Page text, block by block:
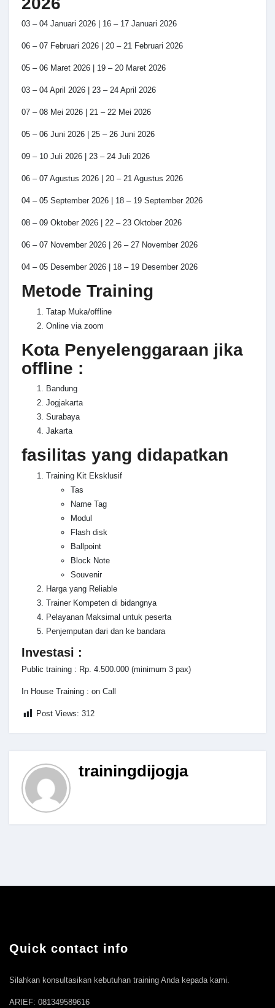
03 – 04 Januari 2026 | 16 – 17 Januari 2026
06 – 07 Februari 2026 | 20 – 21 Februari 2026
05 – 06 Maret 2026 | 19 – 20 Maret 2026
03 – 04 April 2026 | 23 – 24 April 2026
07 – 08 Mei 2026 | 21 – 22 Mei 2026
05 – 06 Juni 2026 | 25 – 26 Juni 2026
09 – 10 Juli 2026 | 23 – 24 Juli 2026
06 – 07 Agustus 2026 | 20 – 21 Agustus 2026
04 – 05 September 2026 | 18 – 19 September 2026
08 – 09 Oktober 2026 | 22 – 23 Oktober 2026
06 – 07 November 2026 | 26 – 27 November 2026
04 – 05 Desember 2026 | 18 – 19 Desember 2026
Metode Training
Tatap Muka/offline
Online via zoom
Kota Penyelenggaraan jika
offline :
Bandung
Jogjakarta
Surabaya
Jakarta
fasilitas yang didapatkan
Training Kit Eksklusif
Tas
Name Tag
Modul
Flash disk
Ballpoint
Block Note
Souvenir
Harga yang Reliable
Trainer Kompeten di bidangnya
Pelayanan Maksimal untuk peserta
Penjemputan dari dan ke bandara
Investasi :
Public training : Rp. 4.500.000 (minimum 3 pax)
In House Training : on Call
Post Views: 312
trainingdijogja
Quick contact info
Silahkan konsultasikan kebutuhan training Anda kepada kami.
ARIEF: 081349589616